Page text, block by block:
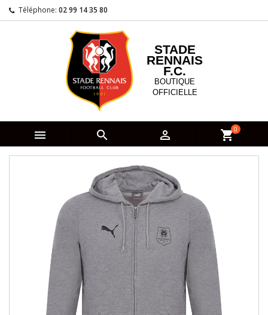
Téléphone: 02 99 14 35 80
STADE
RENNAIS
F.C.
BOUTIQUE
OFFICIELLE
   shopping_cart0